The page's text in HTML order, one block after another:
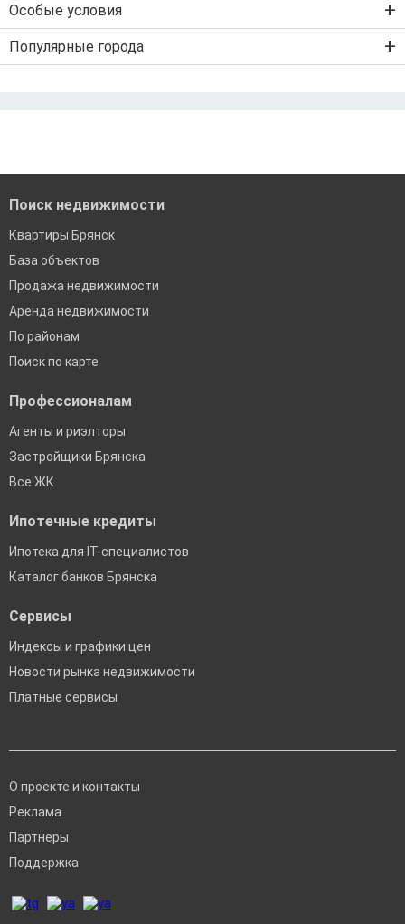
Ипотека на строительство дома
IT-ипотека
Военная ипотека
Рефинансирование ипотеки
Особые условия
Ипотека без первого взноса
Популярные города
Поиск недвижимости
Квартиры Брянск
База объектов
Продажа недвижимости
Аренда недвижимости
По районам
Поиск по карте
Профессионалам
Агенты и риэлторы
Застройщики Брянска
Все ЖК
Ипотечные кредиты
Ипотека для IT-специалистов
Каталог банков Брянска
Сервисы
Индексы и графики цен
Новости рынка недвижимости
Платные сервисы
О проекте и контакты
Реклама
Партнеры
Поддержка